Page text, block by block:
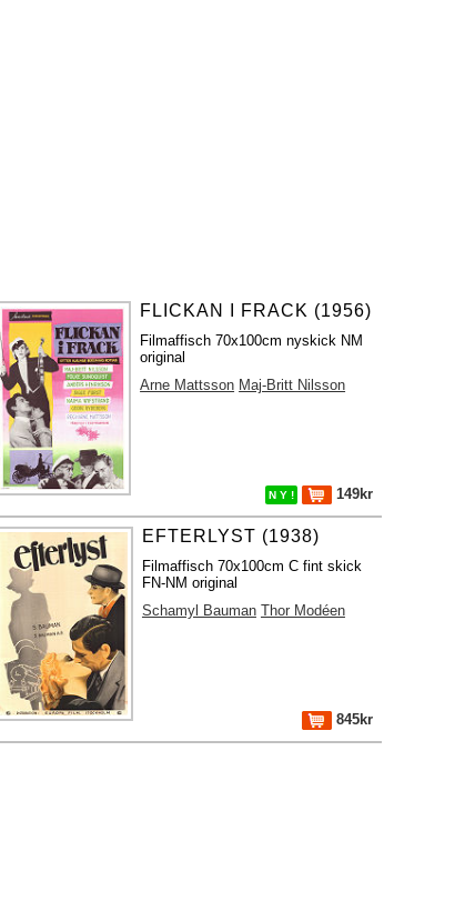
FLICKAN I FRACK (1956)
Filmaffisch 70x100cm nyskick NM
original
Arne Mattsson Maj-Britt Nilsson
N Y ! 149kr
EFTERLYST (1938)
Filmaffisch 70x100cm C fint skick
FN-NM original
Schamyl Bauman Thor Modéen
845kr